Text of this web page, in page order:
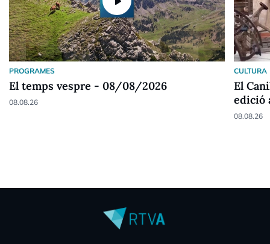
PROGRAMES
El temps vespre - 08/08/2026
08.08.26
CULTURA
El
edició
08.08.26